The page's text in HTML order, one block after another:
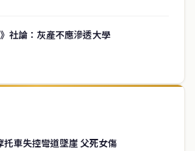
社論：灰產不應滲透大學
托車失控彎道墜崖 父死女傷
↑ 回到頂端